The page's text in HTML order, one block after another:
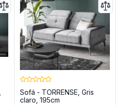
Sofá - TORRENSE, Gris
claro, 195cm